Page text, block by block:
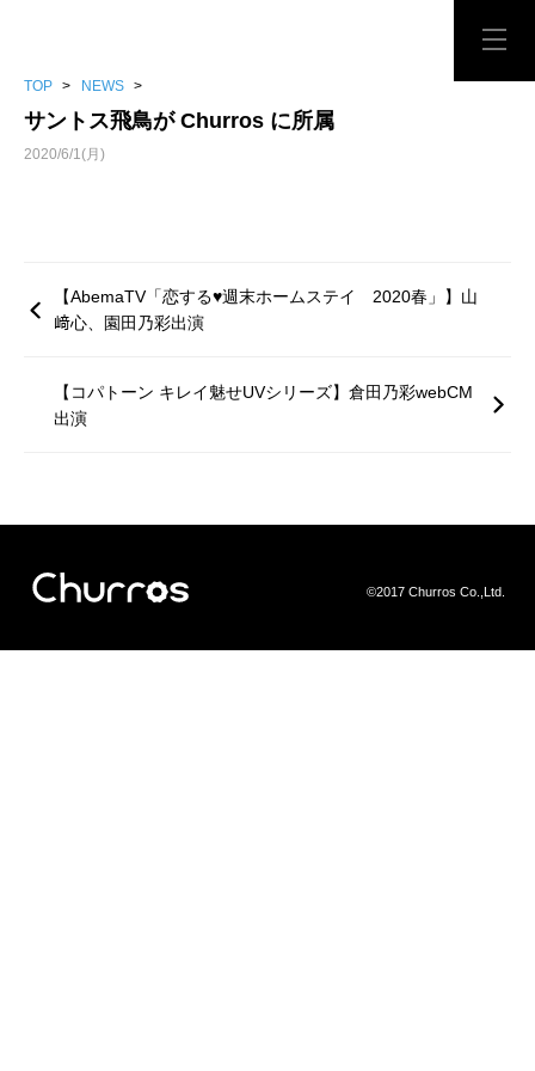
TOP > NEWS >
サントス飛鳥が Churros に所属
2020/6/1(月)
【AbemaTV「恋する♥週末ホームステイ 2020春」】山
﨑心、園田乃彩出演
【コパトーン キレイ魅せUVシリーズ】倉田乃彩webCM
出演
©2017 Churros Co.,Ltd.